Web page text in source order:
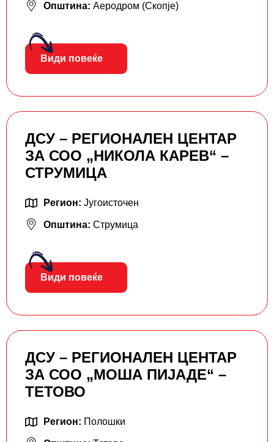
Општина: Аеродром (Скопје)
Види повеќе
ДСУ – РЕГИОНАЛЕН ЦЕНТАР
ЗА СОО „НИКОЛА КАРЕВ“ –
СТРУМИЦА
Регион: Југоисточен
Општина: Струмица
Види повеќе
ДСУ – РЕГИОНАЛЕН ЦЕНТАР
ЗА СОО „МОША ПИЈАДЕ“ –
ТЕТОВО
Регион: Полошки